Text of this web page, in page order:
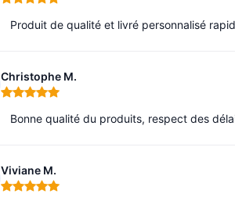
Note : 5 sur 5
Produit de qualité et livré personnalisé
Christophe M.
Note : 5 sur 5
Bonne qualité du produits, respect des
Viviane M.
Note : 5 sur 5